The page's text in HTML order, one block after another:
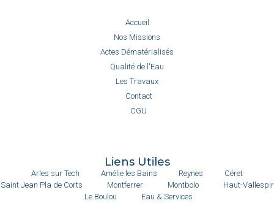
Accueil
Nos Missions
Actes Dématérialisés
Qualité de l'Eau
Les Travaux
Contact
CGU
Liens Utiles
Arles sur Tech Amélie les Bains Reynes
Céret
Saint Jean Pla de Corts
Montferrer Montbolo
Haut-Vallespir
Le Boulou
Eau & Services